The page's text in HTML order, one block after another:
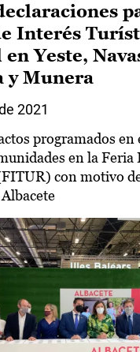
Interés
Yeste,
y Munera
2021
programados en
en la
con motivo